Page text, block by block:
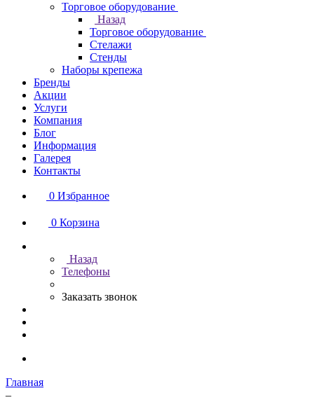
Торговое оборудование
Назад
Торговое оборудование
Стелажи
Стенды
Наборы крепежа
Бренды
Акции
Услуги
Компания
Блог
Информация
Галерея
Контакты
0 Избранное
0 Корзина
Назад
Телефоны
Заказать звонок
Главная
–